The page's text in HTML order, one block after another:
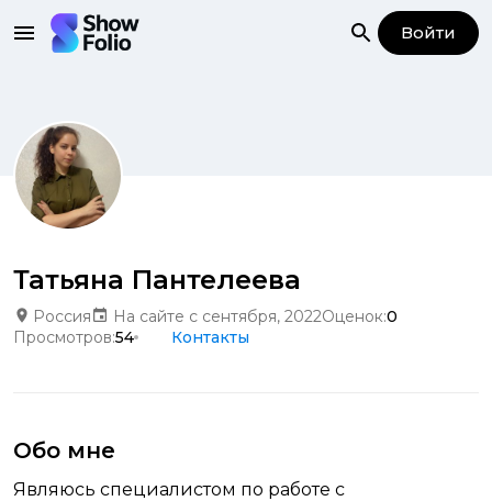
Войти
Татьяна Пантелеева
Россия На сайте с сентября, 2022Оценок:0
Просмотров:54 Контакты
Обо мне
Являюсь специалистом по работе с